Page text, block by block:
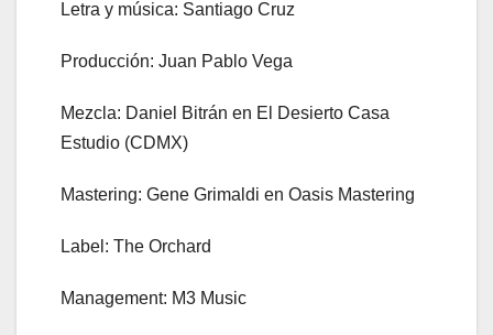
Letra y música: Santiago Cruz
Producción: Juan Pablo Vega
Mezcla: Daniel Bitrán en El Desierto Casa
Estudio (CDMX)
Mastering: Gene Grimaldi en Oasis Mastering
Label: The Orchard
Management: M3 Music